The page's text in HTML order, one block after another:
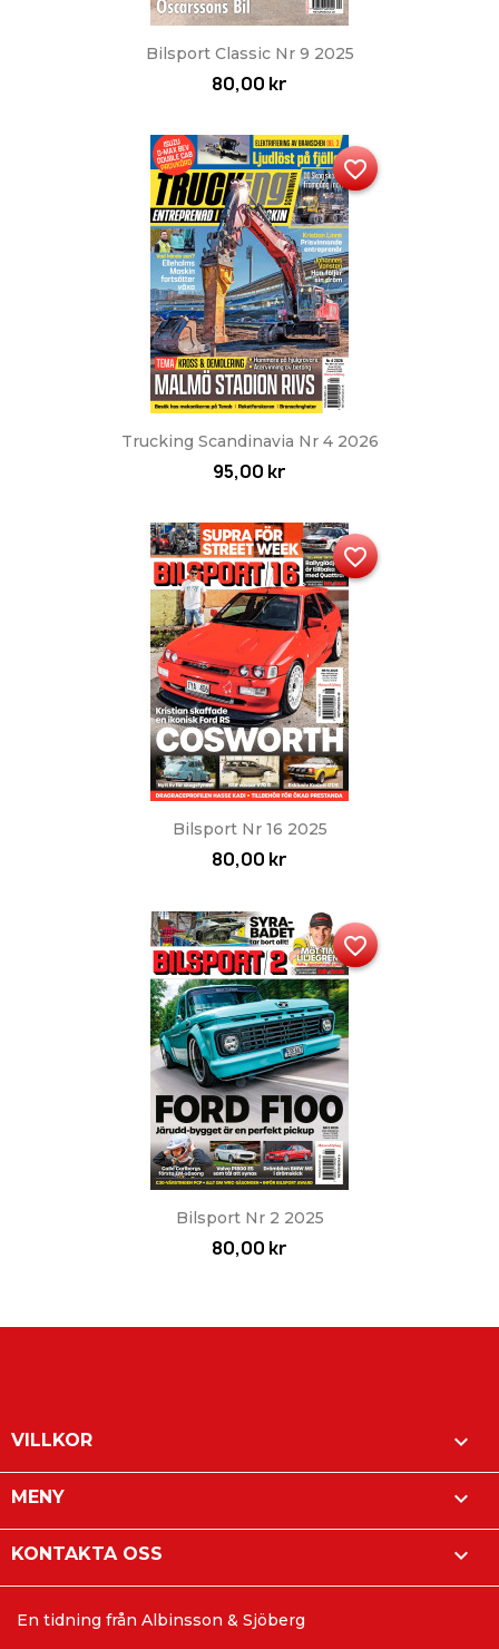
Bilsport Classic Nr 9 2025
80,00 kr
Trucking Scandinavia Nr 4 2026
95,00 kr
favorite_border
Bilsport Nr 16 2025
80,00 kr
favorite_border
Bilsport Nr 2 2025
80,00 kr
favorite_border
VILLKOR 
MENY 
KONTAKTA OSS 
En tidning från Albinsson & Sjöberg